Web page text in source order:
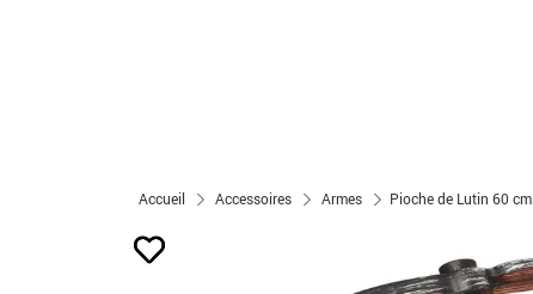
Accueil Accessoires Armes Pioche de Lutin 60 cm